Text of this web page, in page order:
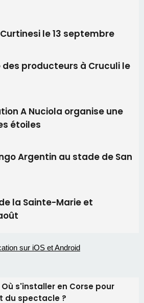
A Nuciola organise une
étoiles
Argentin au stade de San
la Sainte-Marie et
s'installer en Corse pour
du spectacle ?
nouvelle Miss Corse 2026
reviendra pas avant 2081
saison marqué par une
dans les restaurants